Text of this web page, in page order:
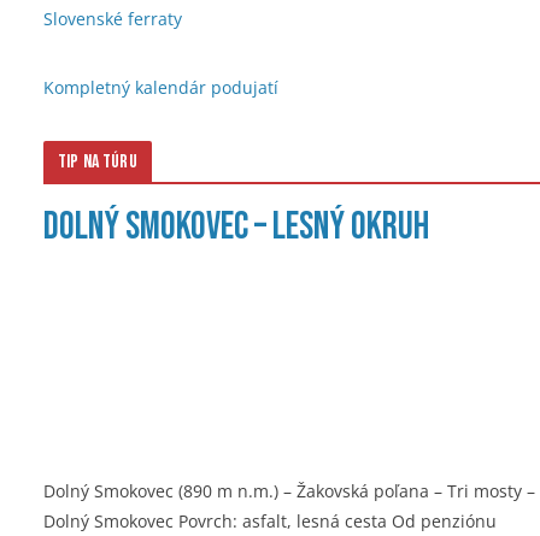
Slovenské ferraty
Kompletný kalendár podujatí
Tip na túru
Dolný Smokovec – lesný okruh
Dolný Smokovec (890 m n.m.) – Žakovská poľana – Tri mosty –
Dolný Smokovec Povrch: asfalt, lesná cesta Od penziónu